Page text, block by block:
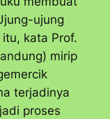
ujung
kata Prof.
mirip
terjadinya
proses